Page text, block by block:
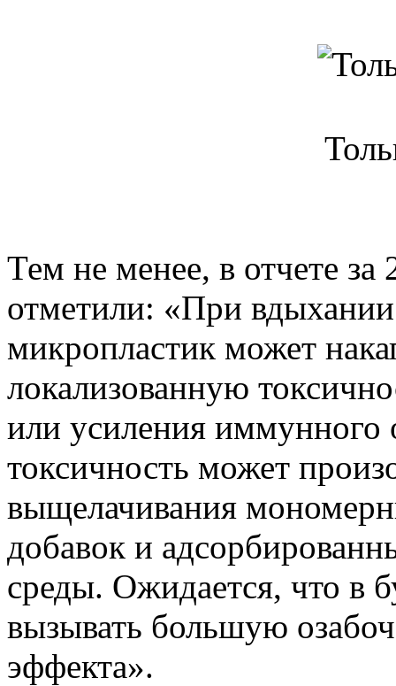
Тем не менее, в отчете за
отметили: «При
микропластик может
локализованную
или усиления иммунного
токсичность может
выщелачивания
добавок и
среды. Ожидается, что в
вызывать большую
эффекта».